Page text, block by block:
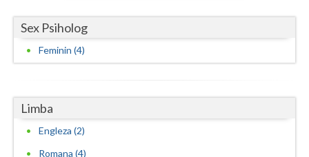
Sex Psiholog
Feminin (4)
Limba
Engleza (2)
Romana (4)